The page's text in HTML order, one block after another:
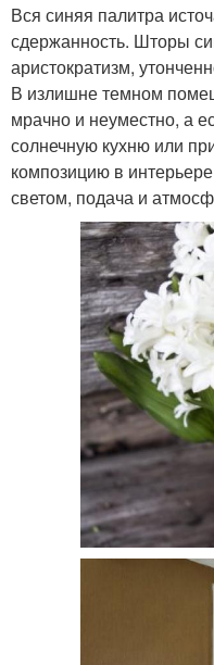
Вся синяя палитра
сдержанность. Шторы
аристократизм,
В излишне темном
мрачно и неуместно, а
солнечную кухню или
композицию в
светом, подача и